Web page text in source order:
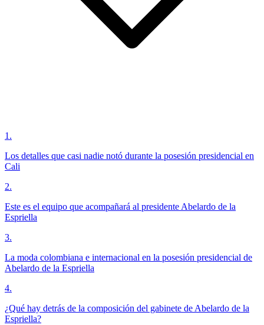
1 .
Los detalles que casi nadie notó durante la posesión presidencial en
Cali
2.
Este es el equipo que acompañará al presidente Abelardo de la
Espriella
3.
La moda colombiana e internacional en la posesión presidencial de
Abelardo de la Espriella
4.
¿Qué hay detrás de la composición del gabinete de Abelardo de la
Espriella?